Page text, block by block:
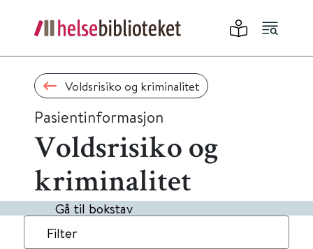
Voldsrisiko og kriminalitet
Pasientinformasjon
Voldsrisiko og
kriminalitet
Gå til bokstav
Filter